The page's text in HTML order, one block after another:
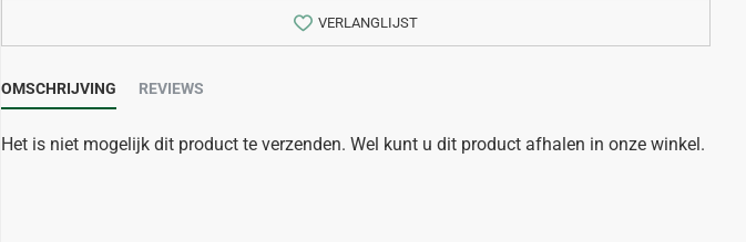
VERLANGLIJST
OMSCHRIJVING REVIEWS
Het is niet mogelijk dit product te verzenden. Wel kunt u dit product afhalen in onze winkel.